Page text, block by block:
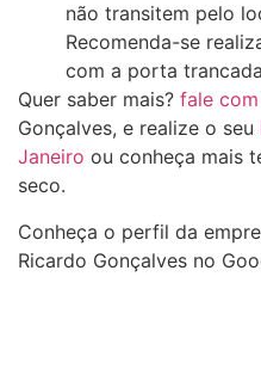
não transitem pelo
Recomenda-se
com a porta
Quer saber mais? fale
Gonçalves, e realize o seu
Janeiro ou conheça mais
seco.
Conheça o perfil da
Ricardo Gonçalves no